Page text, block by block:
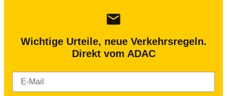
Wichtige Urteile, neue Verkehrsregeln.
Direkt vom ADAC